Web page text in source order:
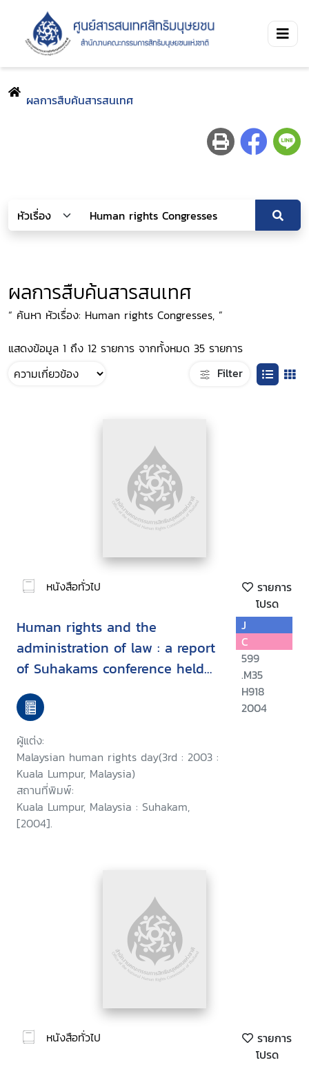
ผลการสืบค้นสารสนเทศ
ผลการสืบค้นสารสนเทศ
“ ค้นหา หัวเรื่อง: Human rights Congresses, ”
แสดงข้อมูล 1 ถึง 12 รายการ จากทั้งหมด 35 รายการ
Filter
หนังสือทั่วไป
รายการ
โปรด
Human rights and the
administration of law : a report
of Suhakams conference held
in conjunction with the third
Malaysian human rights day, 9-
10 September 2003, Kuala
Lumpur, Malaysia/
ผู้แต่ง:
Malaysian human rights day(3rd : 2003 :
Kuala Lumpur, Malaysia)
สถานที่พิมพ์:
Kuala Lumpur, Malaysia : Suhakam,
[2004].
J
C
599
.M35
H918
2004
หนังสือทั่วไป
รายการ
โปรด